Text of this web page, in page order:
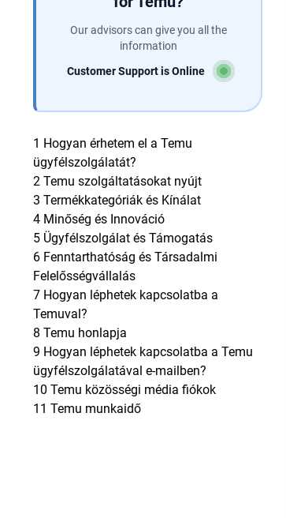
Our advisors can give you all the
information
Customer Support is Online
1 Hogyan érhetem el a Temu
ügyfélszolgálatát?
2 Temu szolgáltatásokat nyújt
3 Termékkategóriák és Kínálat
4 Minőség és Innováció
5 Ügyfélszolgálat és Támogatás
6 Fenntarthatóság és Társadalmi
Felelősségvállalás
7 Hogyan léphetek kapcsolatba a
Temuval?
8 Temu honlapja
9 Hogyan léphetek kapcsolatba a Temu
ügyfélszolgálatával e-mailben?
10 Temu közösségi média fiókok
11 Temu munkaidő